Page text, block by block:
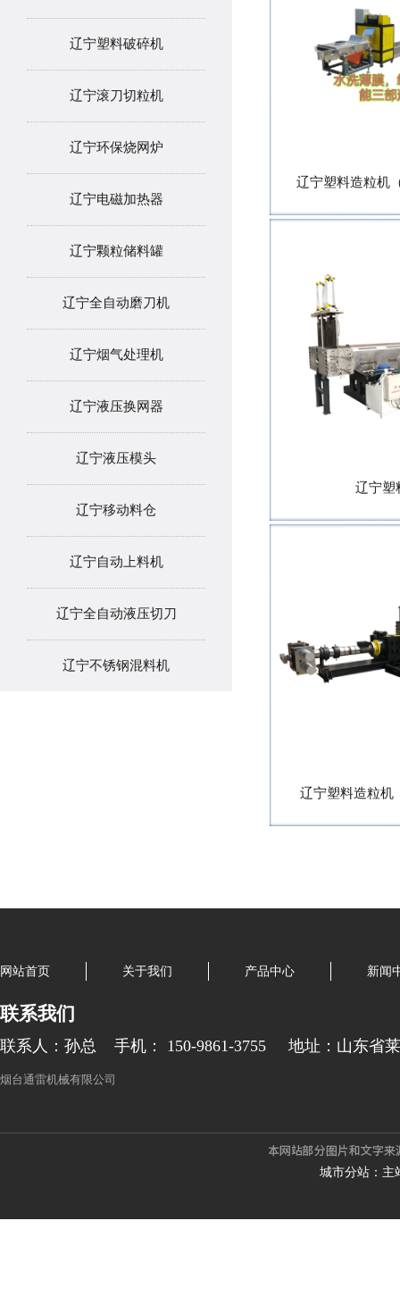
辽宁塑料破碎机
辽宁滚刀切粒机
辽宁环保烧网炉
辽宁电磁加热器
辽宁颗粒储料罐
辽宁全自动磨刀机
辽宁烟气处理机
辽宁液压换网器
辽宁液压模头
辽宁移动料仓
辽宁自动上料机
辽宁全自动液压切刀
辽宁不锈钢混料机
辽宁塑料造粒机
辽宁塑
辽宁塑料造粒机
网站首页 关于我们 产品中心 新闻
联系我们
联系人：孙总 手机： 150-9861-3755 地址：山东省
烟台通雷机械有限公司
城市分站： 主